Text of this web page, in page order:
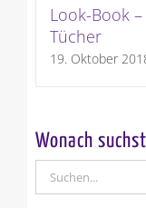
Look-Book –
Tücher
19. Oktober
Wonach
Suche
nach: